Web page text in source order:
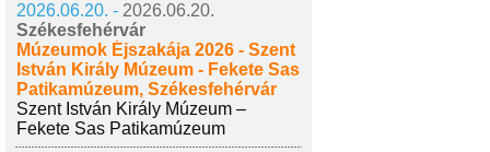
2026.06.20. - 2026.06.20.
Székesfehérvár
Múzeumok Éjszakája 2026 - Szent
István Király Múzeum - Fekete Sas
Patikamúzeum, Székesfehérvár
Szent István Király Múzeum –
Fekete Sas Patikamúzeum